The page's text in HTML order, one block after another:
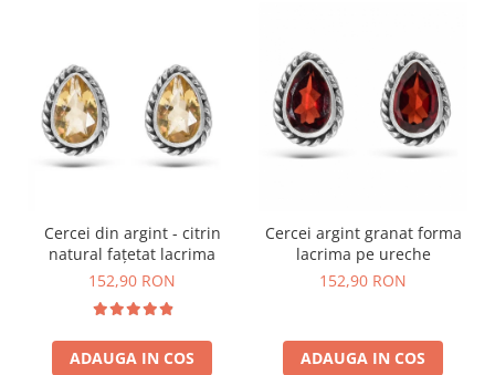
Cercei din argint - citrin
natural fațetat lacrima
152,90 RON
ADAUGA IN COS
Cercei argint granat forma
lacrima pe ureche
152,90 RON
ADAUGA IN COS